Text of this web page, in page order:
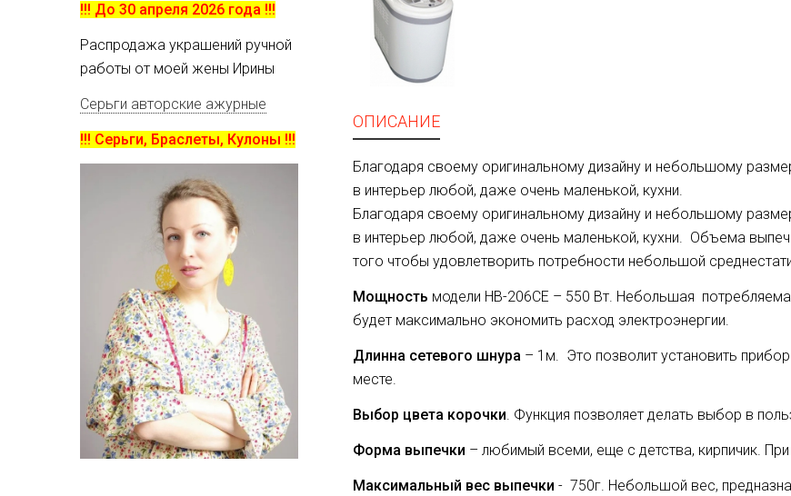
!!! До 30 апреля 2026 года !!!
Распродажа украшений ручной
работы от моей жены Ирины
Серьги авторские ажурные
!!! Серьги, Браслеты, Кулоны !!!
ОПИСАНИЕ
Благодаря своему оригинальному дизайну и небольшому
в интерьер любой, даже очень маленькой, кухни.
Благодаря своему оригинальному дизайну и небольшому
в интерьер любой, даже очень маленькой, кухни. Объема
того чтобы удовлетворить потребности небольшой
Мощность модели HB-206CE – 550 Вт. Небольшая
будет максимально экономить расход электроэнергии.
Длинна сетевого шнура – 1м. Это позволит установить
месте.
Выбор цвета корочки. Функция позволяет делать выбор в
Форма выпечки – любимый всеми, еще с детства, кирпичик.
Максимальный вес выпечки - 750г. Небольшой вес,